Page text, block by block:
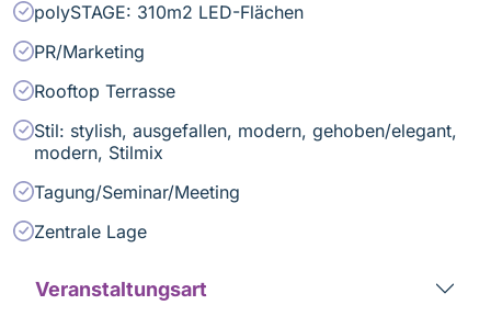
polySTAGE: 310m2 LED-Flächen
PR/Marketing
Rooftop Terrasse
Stil: stylish, ausgefallen, modern, gehoben/elegant,
modern, Stilmix
Tagung/Seminar/Meeting
Zentrale Lage
Veranstaltungsart